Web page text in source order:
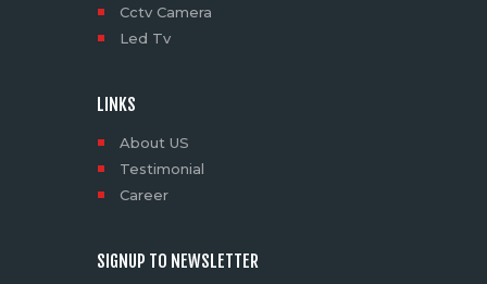
Cctv Camera
Led Tv
LINKS
About US
Testimonial
Career
SIGNUP TO NEWSLETTER